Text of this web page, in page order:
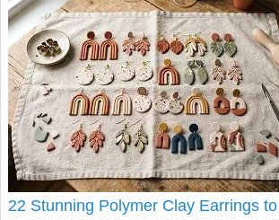
22 Stunning Polymer Clay Earrings to